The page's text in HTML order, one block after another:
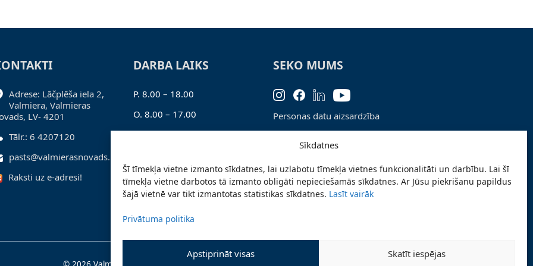
Sīkdatnes
Šī tīmekļa vietne izmanto sīkdatnes, lai uzlabotu tīmekļa vietnes funkcionalitāti un darbību. Lai šī
tīmekļa vietne darbotos tā izmanto obligāti nepieciešamās sīkdatnes. Ar Jūsu piekrišanu papildus
šajā vietnē var tikt izmantotas statistikas sīkdatnes. Lasīt vairāk
Privātuma politika
Apstiprināt visas Skatīt iespējas
Adrese: Lāčplēša iela 2,
Valmiera, Valmieras
LV- 4201
Tālr.: 6 4207120
pasts@valmierasnovads.lv
Raksti uz e-adresi!
DARBA LAIKS
P. 8.00 – 18.00
O. 8.00 – 17.00
T. 8.00 – 17.00
Pk. 8.00 – 16.00
SEKO MUMS
Personas datu aizsardzība
Pieteikties jaunumiem
Piekļūstamības paziņojums